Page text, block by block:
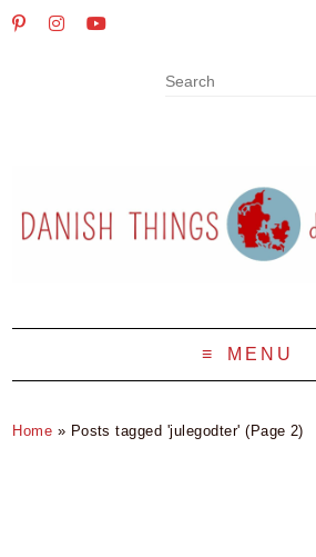
MENU
Home » Posts tagged 'julegodter' (Page 2)